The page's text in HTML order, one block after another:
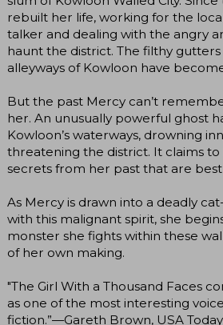
rebuilt her life, working for the
talker and dealing with the angry
haunt the district. The filthy
alleyways of Kowloon have
But the past Mercy can’t
her. An unusually powerful ghost
Kowloon’s waterways, drowning
threatening the district. It claims
secrets from her past that are
As Mercy is drawn into a deadly
with this malignant spirit, she
monster she fights within these
of her own making.
"The Girl With a Thousand Faces
as one of the most interesting
fiction.”—Gareth Brown, USA